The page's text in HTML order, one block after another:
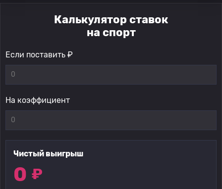
Калькулятор ставок
на спорт
Если поставить ₽
На коэффициент
Чистый выигрыш
0 ₽